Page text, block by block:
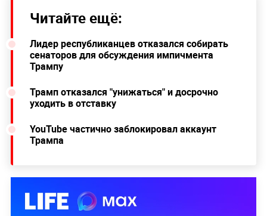
Читайте ещё:
Лидер республиканцев отказался собирать
сенаторов для обсуждения импичмента
Трампу
Трамп отказался "унижаться" и досрочно
уходить в отставку
YouTube частично заблокировал аккаунт
Трампа